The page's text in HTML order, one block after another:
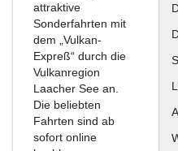
attraktive
Sonderfahrten mit
dem „Vulkan-
Expreß“ durch die
Vulkanregion
Laacher See an.
Die beliebten
Fahrten sind ab
sofort online